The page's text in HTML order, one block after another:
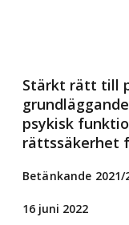
Stärkt rätt till
psykisk
rättssäkerhet
Betänkande 2021/
16 juni 2022